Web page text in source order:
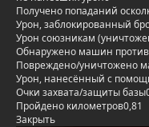
Получено попаданий
Урон, заблокированный
Урон союзникам
Обнаружено машин
Повреждено/уничтожено
Урон, нанесённый с
Очки захвата/защиты базы
Пройдено километров0,81
Закрыть